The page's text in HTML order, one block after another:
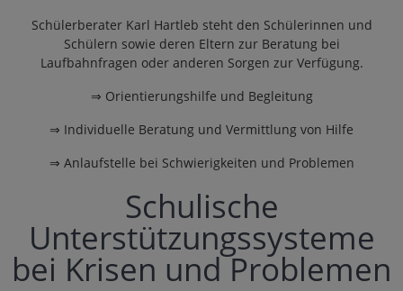
Schülerberater Karl Hartleb steht den Schülerinnen und
Schülern sowie deren Eltern zur Beratung bei
Laufbahnfragen oder anderen Sorgen zur Verfügung.
⇒ Orientierungshilfe und Begleitung
⇒ Individuelle Beratung und Vermittlung von Hilfe
⇒ Anlaufstelle bei Schwierigkeiten und Problemen
Schulische
Unterstützungssysteme
bei Krisen und Problemen